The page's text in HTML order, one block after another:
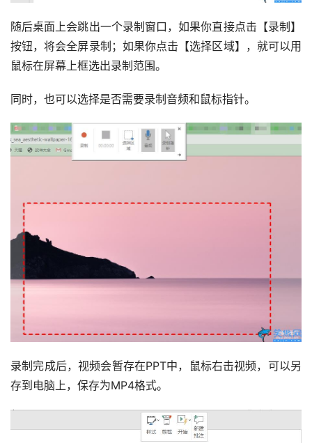
随后桌面上会跳出一个录制窗口，如果你直接点击【录制】
按钮，将会全屏录制；如果你点击【选择区域】，就可以用
鼠标在屏幕上框选出录制范围。
同时，也可以选择是否需要录制音频和鼠标指针。
录制完成后，视频会暂存在PPT中，鼠标右击视频，可以另
存到电脑上，保存为MP4格式。